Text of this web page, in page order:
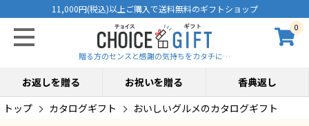
11,000円(税込)以上ご購入で送料無料のギフトショップ
0
贈る方のセンスと感謝の気持ちをカタチに…
お返しを贈る お祝いを贈る
香典返し
トップ
カタログギフト おいしいグルメのカタログギフト